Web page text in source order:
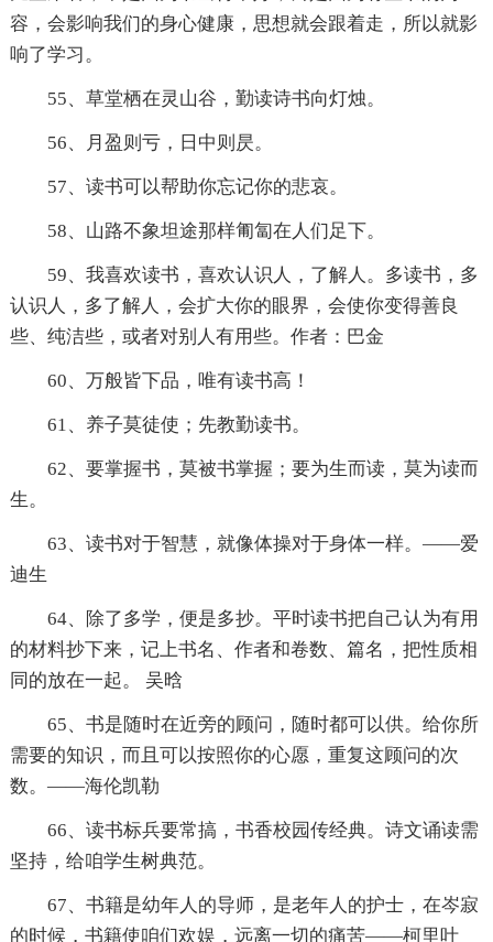
容，会影响我们的身心健康，思想就会跟着走，所以就影
响了学习。
55、草堂栖在灵山谷，勤读诗书向灯烛。
56、月盈则亏，日中则昃。
57、读书可以帮助你忘记你的悲哀。
58、山路不象坦途那样匍匐在人们足下。
59、我喜欢读书，喜欢认识人，了解人。多读书，多
认识人，多了解人，会扩大你的眼界，会使你变得善良
些、纯洁些，或者对别人有用些。作者：巴金
60、万般皆下品，唯有读书高！
61、养子莫徒使；先教勤读书。
62、要掌握书，莫被书掌握；要为生而读，莫为读而
生。
63、读书对于智慧，就像体操对于身体一样。——爱
迪生
64、除了多学，便是多抄。平时读书把自己认为有用
的材料抄下来，记上书名、作者和卷数、篇名，把性质相
同的放在一起。 吴晗
65、书是随时在近旁的顾问，随时都可以供。给你所
需要的知识，而且可以按照你的心愿，重复这顾问的次
数。——海伦凯勒
66、读书标兵要常搞，书香校园传经典。诗文诵读需
坚持，给咱学生树典范。
67、书籍是幼年人的导师，是老年人的护士，在岑寂
的时候，书籍使咱们欢娱，远离一切的痛苦——柯里叶